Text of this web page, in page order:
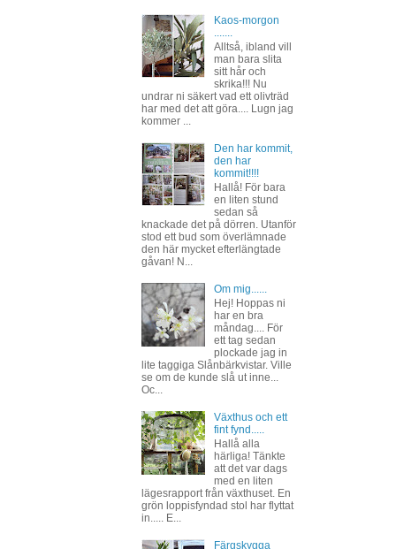
Kaos-morgon
Alltså, ibland vill
man bara slita
sitt hår och
skrika!!! Nu
undrar ni säkert vad ett olivträd
har med det att göra.... Lugn jag
kommer ...
Den har kommit,
den har
kommit!!!!
Hallå! För bara
en liten stund
sedan så
knackade det på dörren. Utanför
stod ett bud som överlämnade
den här mycket efterlängtade
gåvan! N...
Om mig......
Hej! Hoppas ni
har en bra
måndag.... För
ett tag sedan
plockade jag in
lite taggiga Slånbärkvistar. Ville
se om de kunde slå ut inne...
Oc...
Växthus och ett
fint fynd.....
Hallå alla
härliga! Tänkte
att det var dags
med en liten
lägesrapport från växthuset. En
grön loppisfyndad stol har flyttat
in..... E...
Färgskygga